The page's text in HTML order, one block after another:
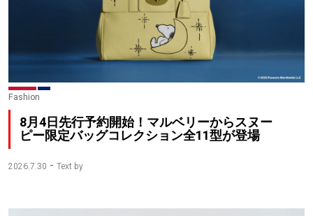
Fashion
8月4日先行予約開始！マルベリーからスヌー
ピー限定バッグコレクション全11型が登場
2026.7.30 - Text by